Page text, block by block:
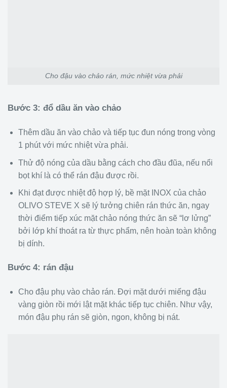
Cho đậu vào chảo rán, mức nhiệt vừa phải
Bước 3: đổ dầu ăn vào chảo
Thêm dầu ăn vào chảo và tiếp tục đun nóng trong vòng
1 phút với mức nhiệt vừa phải.
Thử độ nóng của dầu bằng cách cho đầu đũa, nếu nổi
bọt khí là có thể rán đậu được rồi.
Khi đạt được nhiệt độ hợp lý, bề mặt INOX của chảo
OLIVO STEVE X sẽ lý tưởng chiên rán thức ăn, ngay
thời điểm tiếp xúc mặt chảo nóng thức ăn sẽ “lơ lửng”
bởi lớp khí thoát ra từ thực phẩm, nên hoàn toàn không
bị dính.
Bước 4: rán đậu
Cho đậu phụ vào chảo rán. Đợi mặt dưới miếng đậu
vàng giòn rồi mới lật mặt khác tiếp tục chiên. Như vậy,
món đậu phụ rán sẽ giòn, ngon, không bị nát.